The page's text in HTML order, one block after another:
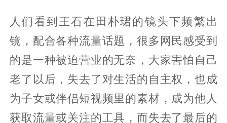
人们看到王石在田朴珺的镜头下频繁出
镜，配合各种流量话题，很多网民感受到
的是一种被迫营业的无奈，大家害怕自己
老了以后，失去了对生活的自主权，也成
为子女或伴侣短视频里的素材，成为他人
获取流量或关注的工具，而失去了最后的